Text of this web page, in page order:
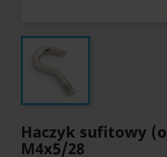
Haczyk sufitowy
M4x5/28